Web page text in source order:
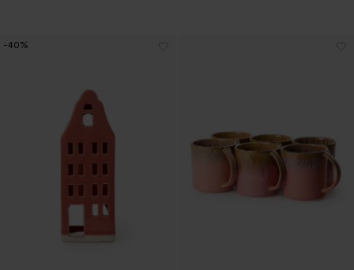
-40%